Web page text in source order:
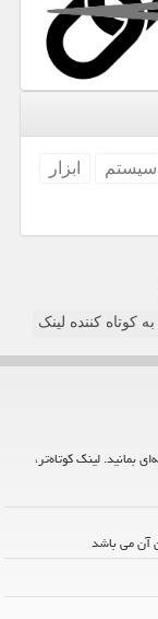
سیستم
ابزار
کوتاه کننده لینک
بمانید. لینک کوتاه‌تر،